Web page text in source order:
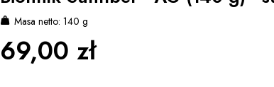
Masa netto: 140 g
69,00 zł